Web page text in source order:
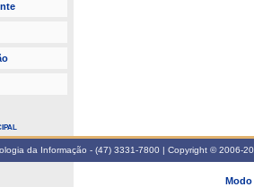
da Informação - (47) 3331-7800 | Copyright © 2006-
Modo